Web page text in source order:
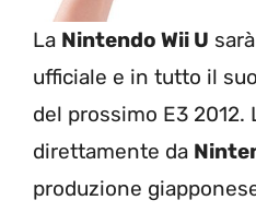
La Nintendo Wii U
ufficiale e in tutto il
del prossimo E3 2012.
direttamente da
produzione